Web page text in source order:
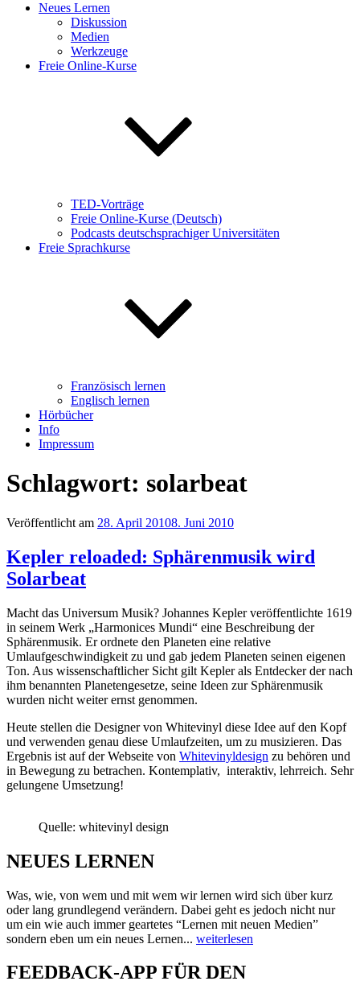
Neues Lernen
Diskussion
Medien
Werkzeuge
Freie Online-Kurse
TED-Vorträge
Freie Online-Kurse (Deutsch)
Podcasts deutschsprachiger Universitäten
Freie Sprachkurse
Französisch lernen
Englisch lernen
Hörbücher
Info
Impressum
Schlagwort: solarbeat
Veröffentlicht am 28. April 20108. Juni 2010
Kepler reloaded: Sphärenmusik wird
Solarbeat
Macht das Universum Musik? Johannes Kepler veröffentlichte 1619
in seinem Werk „Harmonices Mundi“ eine Beschreibung der
Sphärenmusik. Er ordnete den Planeten eine relative
Umlaufgeschwindigkeit zu und gab jedem Planeten seinen eigenen
Ton. Aus wissenschaftlicher Sicht gilt Kepler als Entdecker der nach
ihm benannten Planetengesetze, seine Ideen zur Sphärenmusik
wurden nicht weiter ernst genommen.
Heute stellen die Designer von Whitevinyl diese Idee auf den Kopf
und verwenden genau diese Umlaufzeiten, um zu musizieren. Das
Ergebnis ist auf der Webseite von Whitevinyldesign zu behören und
in Bewegung zu betrachen. Kontemplativ, interaktiv, lehrreich. Sehr
gelungene Umsetzung!
Quelle: whitevinyl design
NEUES LERNEN
Was, wie, von wem und mit wem wir lernen wird sich über kurz
oder lang grundlegend verändern. Dabei geht es jedoch nicht nur
um ein wie auch immer geartetes “Lernen mit neuen Medien”
sondern eben um ein neues Lernen... weiterlesen
FEEDBACK-APP FÜR DEN